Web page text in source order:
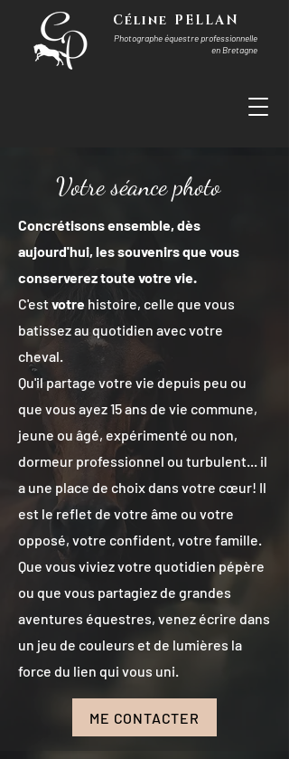
Céline PELLAN
Photographe équestre professionnelle
en Bretagne
Votre séance photo
Concrétisons ensemble, dès
aujourd'hui, les souvenirs que vous
conserverez toute votre vie.
C'estvotre histoire, celle que vous
batissez au quotidien avec votre
cheval.
Qu'il partage votre vie depuis peu ou
que vous ayez 15 ans de vie commune,
jeune ou âgé, expérimenté ou non,
dormeur professionnel ou turbulent... il
a une place de choix dans votre cœur! Il
est le reflet de votre âme ou votre
opposé, votre confident, votre famille.
Que vous viviez votre quotidien pépère
ou que vous partagiez de grandes
aventures équestres, venez écrire dans
un jeu de couleurs et de lumières la
force du lien qui vous uni.
ME CONTACTER